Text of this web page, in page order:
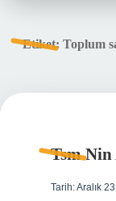
Etiket: Toplum
Tsm Nin
Tarih: Aralık